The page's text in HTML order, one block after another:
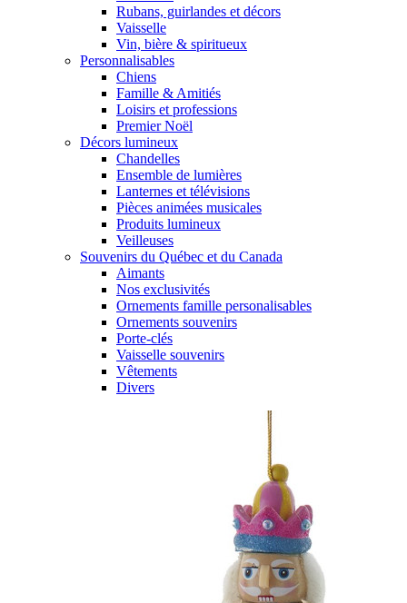
Rubans, guirlandes et décors
Vaisselle
Vin, bière & spiritueux
Personnalisables
Chiens
Famille & Amitiés
Loisirs et professions
Premier Noël
Décors lumineux
Chandelles
Ensemble de lumières
Lanternes et télévisions
Pièces animées musicales
Produits lumineux
Veilleuses
Souvenirs du Québec et du Canada
Aimants
Nos exclusivités
Ornements famille personalisables
Ornements souvenirs
Porte-clés
Vaisselle souvenirs
Vêtements
Divers